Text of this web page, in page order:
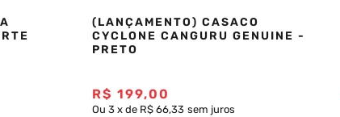
(LANÇAMENTO) CASACO
CYCLONE CANGURU GENUINE -
PRETO
R$ 199,00
Ou 3 x de R$ 66,33 sem juros